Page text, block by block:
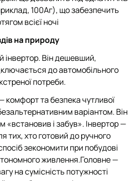
100Аг), що забезпечить
всієї ночі
на природу
інвертор. Він дешевший,
до автомобільного
потреби.
комфорт та безпека чутливої
варіантом. Він
і забув». Інвертор —
тих, хто готовий до ручного
зекономити при побудові
живлення.Головне —
на сумісність потужності